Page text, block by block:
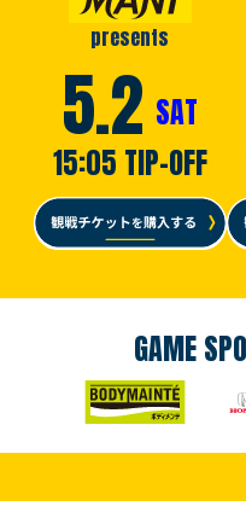
presents
5.2 SAT
15:05 TIP-OFF
GAME